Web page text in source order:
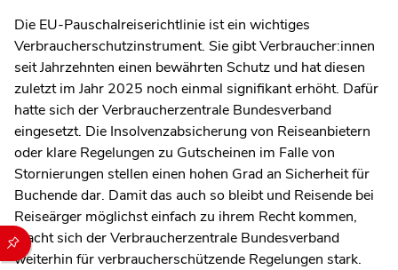
Durch die folgenden Buttons können Sie direkt auf einen
Die EU-Pauschalreiserichtlinie ist ein wichtiges
Verbraucherschutzinstrument. Sie gibt Verbraucher:innen
seit Jahrzehnten einen bewährten Schutz und hat diesen
zuletzt im Jahr 2025 noch einmal signifikant erhöht. Dafür
hatte sich der Verbraucherzentrale Bundesverband
eingesetzt. Die Insolvenzabsicherung von Reiseanbietern
oder klare Regelungen zu Gutscheinen im Falle von
Stornierungen stellen einen hohen Grad an Sicherheit für
Buchende dar. Damit das auch so bleibt und Reisende bei
Reiseärger möglichst einfach zu ihrem Recht kommen,
macht sich der Verbraucherzentrale Bundesverband
weiterhin für verbraucherschützende Regelungen stark.